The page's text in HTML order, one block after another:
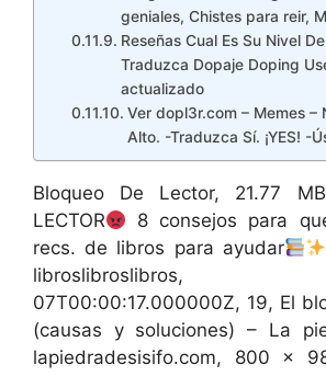
geniales, Chistes para reir,
Reseñas Cual Es Su Nivel
Traduzca Dopaje Doping
actualizado
Ver dopl3r.com – Memes –
Alto. -Traduzca Sí. ¡YES! -
Bloqueo De Lector, 21.77
LECTOR
8 consejos para
recs. de libros para ayudar
libroslibroslibros,
07T00:00:17.000000Z, 19, El
(causas y soluciones) – La
lapiedradesisifo.com, 800 x